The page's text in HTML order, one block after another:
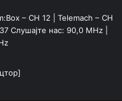
– CH 12 | Telemach – CH
Слушајте нас: 90,0 MHz |